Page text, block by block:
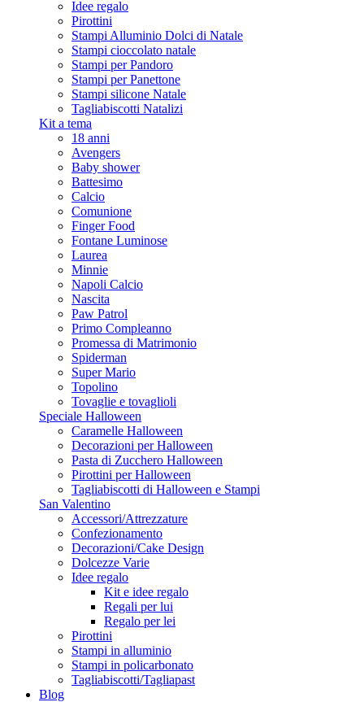
Idee regalo
Pirottini
Stampi Alluminio Dolci di Natale
Stampi cioccolato natale
Stampi per Pandoro
Stampi per Panettone
Stampi silicone Natale
Tagliabiscotti Natalizi
Kit a tema
18 anni
Avengers
Baby shower
Battesimo
Calcio
Comunione
Finger Food
Fontane Luminose
Laurea
Minnie
Napoli Calcio
Nascita
Paw Patrol
Primo Compleanno
Promessa di Matrimonio
Spiderman
Super Mario
Topolino
Tovaglie e tovaglioli
Speciale Halloween
Caramelle Halloween
Decorazioni per Halloween
Pasta di Zucchero Halloween
Pirottini per Halloween
Tagliabiscotti di Halloween e Stampi
San Valentino
Accessori/Attrezzature
Confezionamento
Decorazioni/Cake Design
Dolcezze Varie
Idee regalo
Kit e idee regalo
Regali per lui
Regalo per lei
Pirottini
Stampi in alluminio
Stampi in policarbonato
Tagliabiscotti/Tagliapast
Blog